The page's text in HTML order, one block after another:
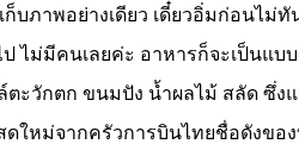
ก็บภาพอย่างเดียว เดี๋ยวอิ่มก่อนไม่
ป ไม่มีคนเลยค่ะ อาหารก็จะเป็นแบ
ตะวักตก ขนมปัง น้ำผลไม้ สลัด ซึ่ง
ดใหม่จากครัวการบินไทยชื่อดังของ